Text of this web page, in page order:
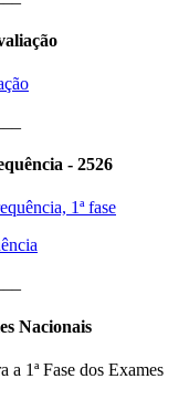
- 2526
1ª fase
Nacionais
a 1ª Fase dos Exames